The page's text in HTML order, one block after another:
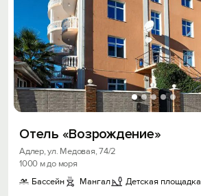
Отель «Возрождение»
Адлер, ул. Медовая, 74/2
1000 м до моря
Бассейн
Мангал Детская площадка